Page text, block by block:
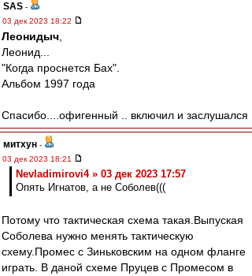
SAS -
03 дек 2023 18:22
Леонидыч
Леонид...
"Когда проснется Бах".
Альбом 1997 года
Спасибо....офигенный .. включил и заслушался
митхун -
03 дек 2023 18:21
Nevladimirovi4 » 03 дек 2023 17:57
Опять Игнатов, а не Соболев(((
Потому что тактическая схема такая.Выпуская
Соболева нужно менять тактическую
схему.Промес с Зиньковским на одном фланге
играть. В даной схеме Пруцев с Промесом в